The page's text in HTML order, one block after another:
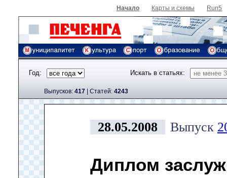
Начало Карты и схемы Run5
Год: Искать в статьях:
Выпусков: 417 | Cтатей: 4243
28.05.2008 Выпуск
Диплом